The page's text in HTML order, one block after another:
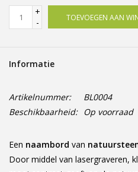
+
-
TOEVOEGEN AAN
Informatie
Artikelnummer:
BL0004
Beschikbaarheid: Op voorraad
Een naambord van
Door middel van lasergraveren,